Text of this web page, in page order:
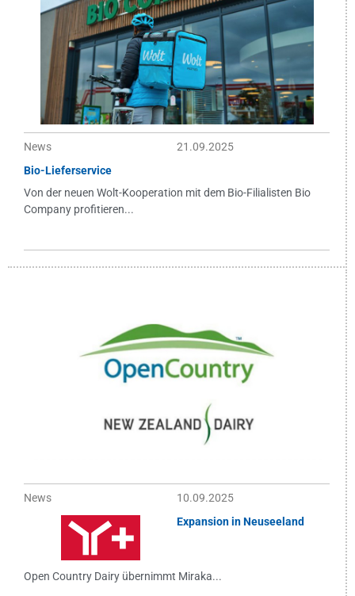
News
21.09.2025
Bio-Lieferservice
Von der neuen Wolt-Kooperation mit dem Bio-Filialisten Bio
Company profitieren...
News
10.09.2025
Expansion in Neuseeland
Open Country Dairy übernimmt Miraka...